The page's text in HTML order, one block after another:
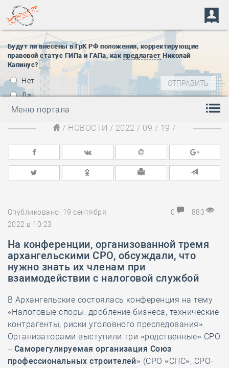
Будут ли внесены в ГрК РФ положения, корректирующие
правовой статус ГИПа и ГАПа, как предлагает Николай
Капинус?
Нет
Да
Меню портала
/ НОВОСТИ / 2022 / 09 / 19 /
Опубликовано: 19 сентября
2022 в 10:23
0 883
На конференции, организованной тремя
архангельскими СРО, обсуждали, что
нужно знать их членам при
взаимодействии с налоговой службой
В Архангельские состоялась конференция на тему
«Налоговые споры: дробление бизнеса, технические
контрагенты, риски уголовного преследования».
Организаторами выступили три «родственные» СРО
– Саморегулируемая организация Союз
профессиональных строителей» (СРО «СПС», СРО-